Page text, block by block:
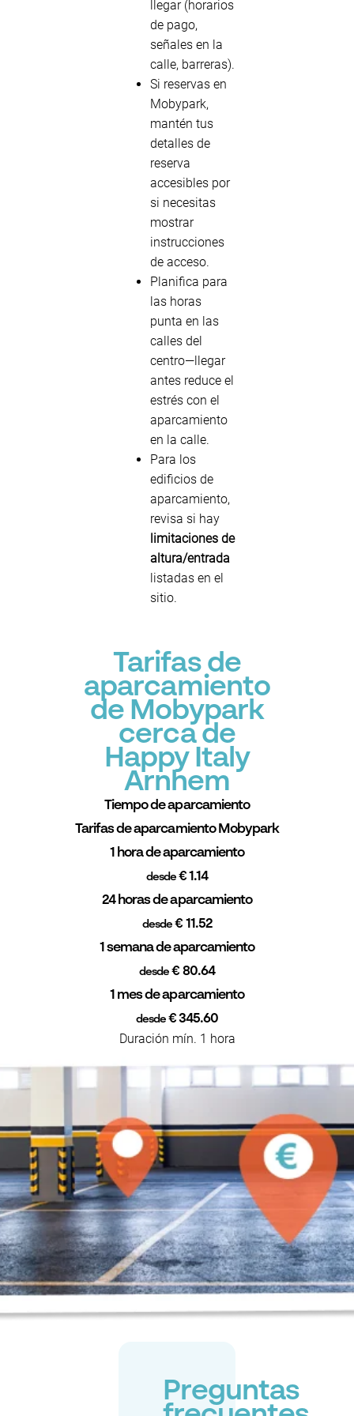
llegar (horarios
de pago,
señales en la
calle, barreras).
Si reservas en
Mobypark,
mantén tus
detalles de
reserva
accesibles por
si necesitas
mostrar
instrucciones
de acceso.
Planifica para
las horas
punta en las
calles del
centro—llegar
antes reduce el
estrés con el
aparcamiento
en la calle.
Para los
edificios de
aparcamiento,
revisa si hay
limitaciones de
altura/entrada
listadas en el
sitio.
Tarifas de
aparcamiento
de Mobypark
cerca de
Happy Italy
Arnhem
Tiempo de aparcamiento
Tarifas de aparcamiento Mobypark
1 hora de aparcamiento
desde€ 1.14
24 horas de aparcamiento
desde € 11.52
1 semana de aparcamiento
desde € 80.64
1 mes de aparcamiento
desde€ 345.60
Duración mín. 1 hora
Preguntas